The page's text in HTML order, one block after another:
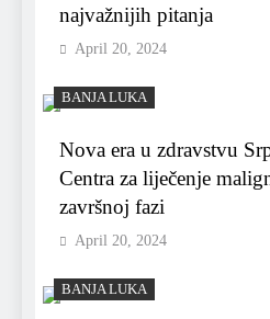
najvažnijih pitanja
April 20, 2024
BANJA LUKA
Nova era u zdravstvu
Centra za liječenje
završnoj fazi
April 20, 2024
BANJA LUKA